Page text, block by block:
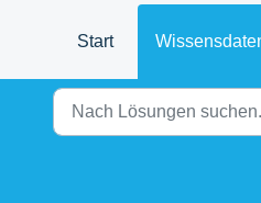
Start